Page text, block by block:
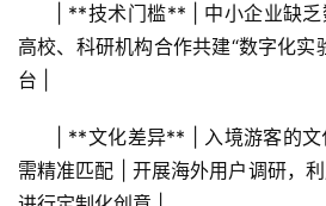
| **技术门槛** | 中小企业缺
高校、科研机构合作共建“数字化实
台 |
| **文化差异** | 入境游客的
需精准匹配 | 开展海外用户调研，